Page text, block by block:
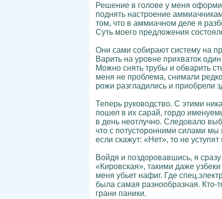
Решение в голове у меня
поднять настроение
том, что в аммиачном деле я
Суть моего предложения
Они сами собирают систему на
Варить на уровне прихваток
Можно снять трубы и обварить
меня не проблема, снимали
рожи разгладились и приобрели
Теперь руководство. С этими
пошел в их сарай, гордо
в день неотлучно. Следовало
что с потусторонними силами мы
если скажут: «Нет», то не
Войдя и поздоровавшись, я
«Кировская», такими даже
меня убьет нафиг. Где
была самая разнообразная. Кто-
грани паники.